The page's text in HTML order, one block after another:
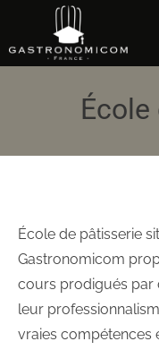
École de pâtisserie
Gastronomicom
cours prodigués par
leur
vraies compétences